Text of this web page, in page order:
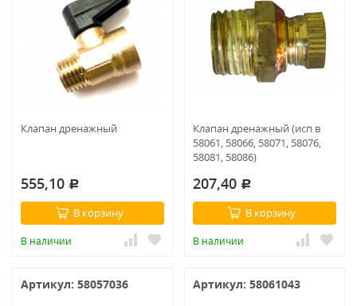
Клапан дренажный
555,10 Р
В корзину
В наличии
Клапан дренажный (исп в
58061, 58066, 58071, 58076,
58081, 58086)
207,40 Р
В корзину
В наличии
Артикул: 58057036 Артикул: 58061043